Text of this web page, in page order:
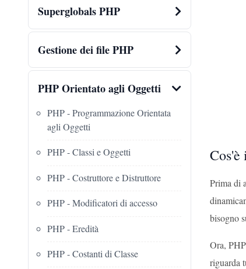
Superglobals PHP
Gestione dei file PHP
PHP Orientato agli Oggetti
PHP - Programmazione Orientata
agli Oggetti
PHP - Classi e Oggetti
PHP - Costruttore e Distruttore
PHP - Modificatori di accesso
PHP - Eredità
PHP - Costanti di Classe
Cos'è
Prima di
bisogno
Ora,
riguarda